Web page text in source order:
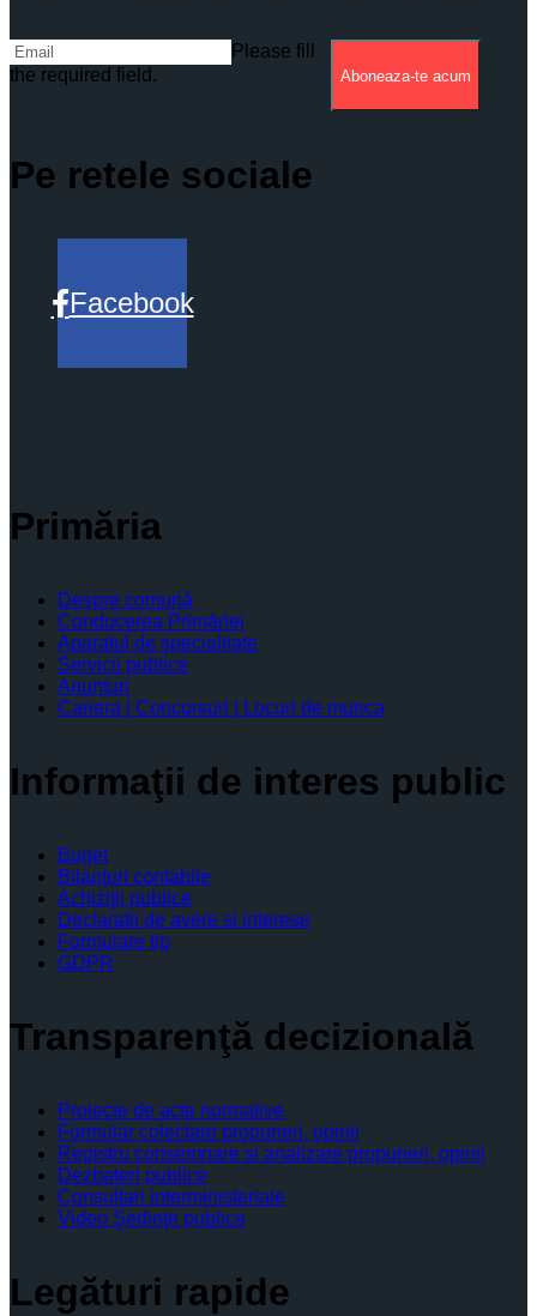
Please fill
the required field.
Aboneaza-te acum
Pe retele sociale
Facebook
Primăria
Despre comună
Conducerea Primăriei
Aparatul de specialitate
Servicii publice
Anunturi
Cariera | Concursuri | Locuri de munca
Informaţii de interes public
Buget
Bilanţuri contabile
Achiziţii publice
Declaratii de avere si interese
Formulare tip
GDPR
Transparenţă decizională
Proiecte de acte normative
Formular colectare propuneri, opinii
Registru consemnare si analizare propuneri, opinii
Dezbateri publice
Consultari interministeriale
Video Şedinţe publice
Legături rapide